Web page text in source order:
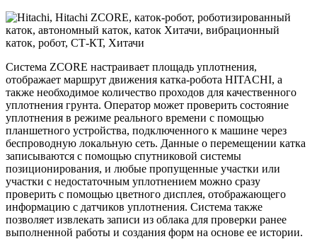
Система ZCORE настраивает площадь уплотнения,
отображает маршрут движения катка-робота HITACHI, а
также необходимое количество проходов для качественного
уплотнения грунта. Оператор может проверить состояние
уплотнения в режиме реального времени с помощью
планшетного устройства, подключенного к машине через
беспроводную локальную сеть. Данные о перемещении катка
записываются с помощью спутниковой системы
позиционирования, и любые пропущенные участки или
участки с недостаточным уплотнением можно сразу
проверить с помощью цветного дисплея, отображающего
информацию с датчиков уплотнения. Система также
позволяет извлекать записи из облака для проверки ранее
выполненной работы и создания форм на основе ее истории.